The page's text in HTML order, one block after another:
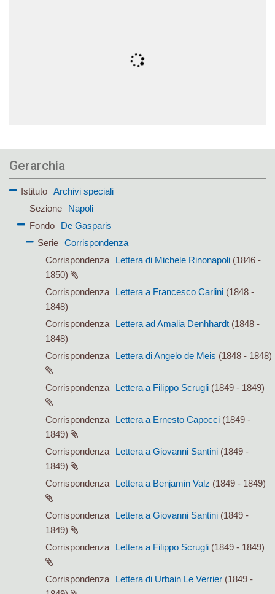
Gerarchia
Istituto
Archivi speciali
Sezione
Napoli
Fondo
De Gasparis
Serie Corrispondenza
Corrispondenza
Lettera di Michele Rinonapoli (1846 -
1850)
Corrispondenza
Lettera a Francesco Carlini (1848 -
1848)
Corrispondenza
Lettera ad Amalia Denhhardt (1848 -
1848)
Corrispondenza
Lettera di Angelo de Meis (1848 - 1848)
Corrispondenza Lettera a Filippo Scrugli (1849 - 1849)
Corrispondenza Lettera a Ernesto Capocci (1849 -
1849)
Corrispondenza
Lettera a Giovanni Santini (1849 -
1849)
Corrispondenza
Lettera a Benjamin Valz (1849 - 1849)
Corrispondenza Lettera a Giovanni Santini (1849 -
1849)
Corrispondenza
Lettera a Filippo Scrugli (1849 - 1849)
Corrispondenza Lettera di Urbain Le Verrier (1849 -